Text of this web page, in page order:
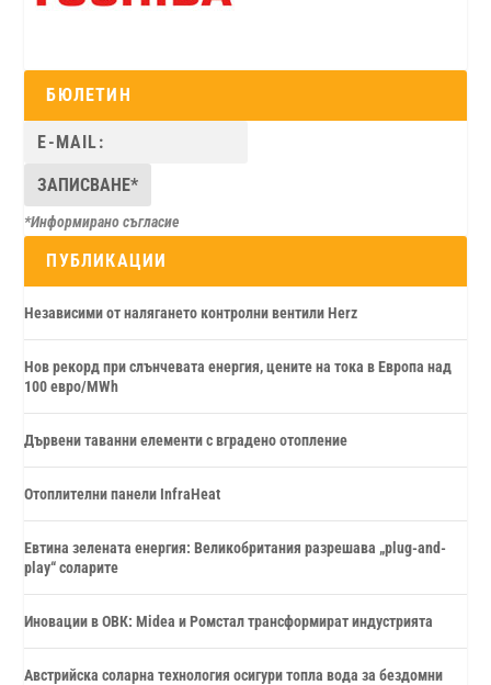
БЮЛЕТИН
*Информирано съгласие
ПУБЛИКАЦИИ
Независими от налягането контролни вентили Herz
Нов рекорд при слънчевата енергия, цените на тока в Европа над
100 евро/MWh
Дървени таванни елементи с вградено отопление
Отоплителни панели InfraHeat
Евтина зелената енергия: Великобритания разрешава „plug-and-
play“ соларите
Иновации в ОВК: Midea и Ромстал трансформират индустрията
Австрийска соларна технология осигури топла вода за бездомни